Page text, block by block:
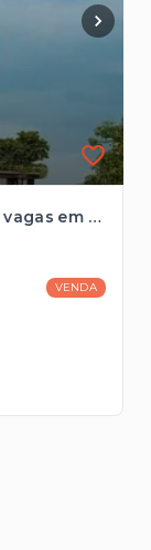
Apartamento à venda com 182m², 2 vagas em Pinheiros
VENDA